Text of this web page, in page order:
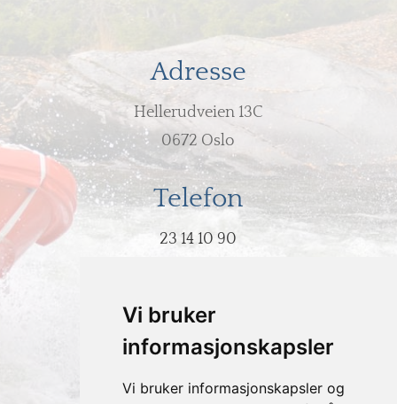
Vi bruker
informasjonskapsler
Vi bruker informasjonskapsler og
Adresse
Hellerudveien 13C
0672 Oslo
Telefon
23 14 10 90
post@hodeovervann.no